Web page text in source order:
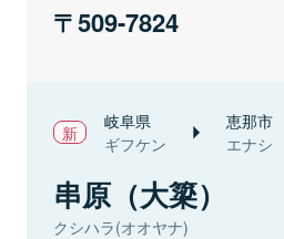
509-7824
岐阜県
ギフケン
恵那市
エナシ
串原（大簗）
クシハラ(オオヤナ)